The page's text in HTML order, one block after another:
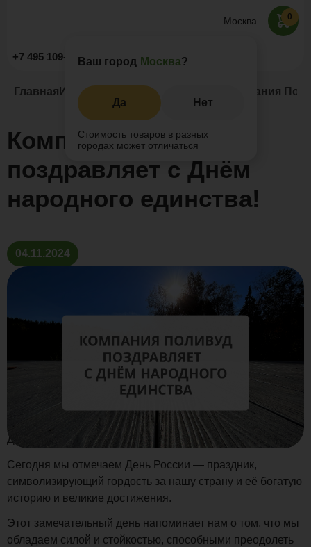
Москва
Ваш город Москва?
Да Нет
Стоимость товаров в разных
городах может отличаться
+7 495 109-52-09 Заказать звонок
0
Главная Информация Новости и акции Компания
Компания Поливуд
поздравляет с Днём
народного единства!
04.11.2024
Дорогие друзья!
Сегодня мы отмечаем День России — праздник,
символизирующий гордость за нашу страну и её богатую
историю и великие достижения.
Этот замечательный день напоминает нам о том, что мы
обладаем силой и стойкостью, способными преодолеть